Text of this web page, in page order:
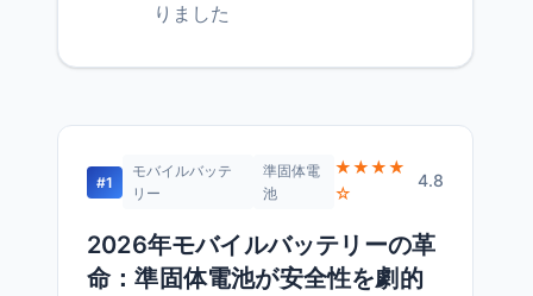
りました
#1
モバイルバッテ
リー
準固体電
池
★★★★
☆
4.8
2026年モバイルバッテリーの革
命：準固体電池が安全性を劇的